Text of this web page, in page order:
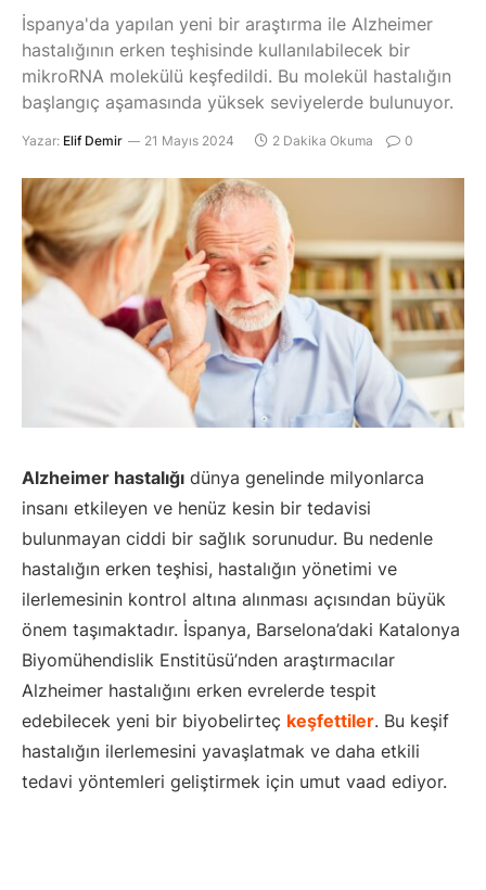
İspanya'da yapılan yeni bir araştırma ile Alzheimer
hastalığının erken teşhisinde kullanılabilecek bir
mikroRNA molekülü keşfedildi. Bu molekül hastalığın
başlangıç aşamasında yüksek seviyelerde bulunuyor.
Yazar: Elif Demir 21 Mayıs 2024 2 Dakika Okuma 0
Alzheimer hastalığı dünya genelinde milyonlarca
insanı etkileyen ve henüz kesin bir tedavisi
bulunmayan ciddi bir sağlık sorunudur. Bu nedenle
hastalığın erken teşhisi, hastalığın yönetimi ve
ilerlemesinin kontrol altına alınması açısından büyük
önem taşımaktadır. İspanya, Barselona’daki Katalonya
Biyomühendislik Enstitüsü’nden araştırmacılar
Alzheimer hastalığını erken evrelerde tespit
edebilecek yeni bir biyobelirteç keşfettiler. Bu keşif
hastalığın ilerlemesini yavaşlatmak ve daha etkili
tedavi yöntemleri geliştirmek için umut vaad ediyor.